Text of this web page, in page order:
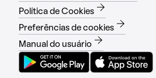
Política de Cookies
Preferências de cookies
Manual do usuário